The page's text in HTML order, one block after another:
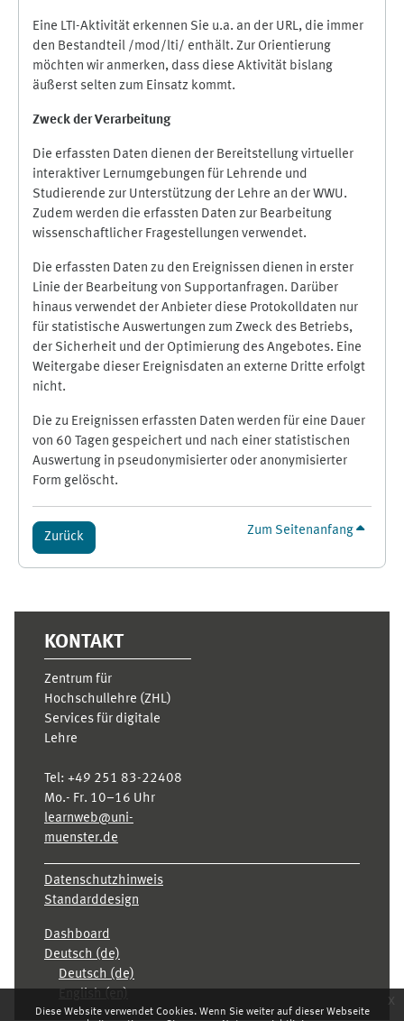
Diese Website verwendet Cookies. Wenn Sie weiter auf dieser Webseite
x
Eine LTI-Aktivität erkennen Sie u.a. an der URL, die immer
den Bestandteil /mod/lti/ enthält. Zur Orientierung
möchten wir anmerken, dass diese Aktivität bislang
äußerst selten zum Einsatz kommt.
Zweck der Verarbeitung
Die erfassten Daten dienen der Bereitstellung virtueller
interaktiver Lernumgebungen für Lehrende und
Studierende zur Unterstützung der Lehre an der WWU.
Zudem werden die erfassten Daten zur Bearbeitung
wissenschaftlicher Fragestellungen verwendet.
Die erfassten Daten zu den Ereignissen dienen in erster
Linie der Bearbeitung von Supportanfragen. Darüber
hinaus verwendet der Anbieter diese Protokolldaten nur
für statistische Auswertungen zum Zweck des Betriebs,
der Sicherheit und der Optimierung des Angebotes. Eine
Weitergabe dieser Ereignisdaten an externe Dritte erfolgt
nicht.
Die zu Ereignissen erfassten Daten werden für eine Dauer
von 60 Tagen gespeichert und nach einer statistischen
Auswertung in pseudonymisierter oder anonymisierter
Form gelöscht.
Zurück Zum Seitenanfang
KONTAKT
Zentrum für
Hochschullehre (ZHL)
Services für digitale
Lehre
Tel: +49 251 83-22408
Mo.- Fr. 10–16 Uhr
learnweb@uni-
muenster.de
Datenschutzhinweis
Standarddesign
Dashboard
Deutsch ‎(de)‎
Deutsch ‎(de)‎